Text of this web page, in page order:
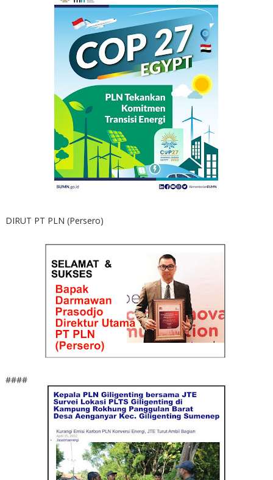
DIRUT PT PLN (Persero)
####